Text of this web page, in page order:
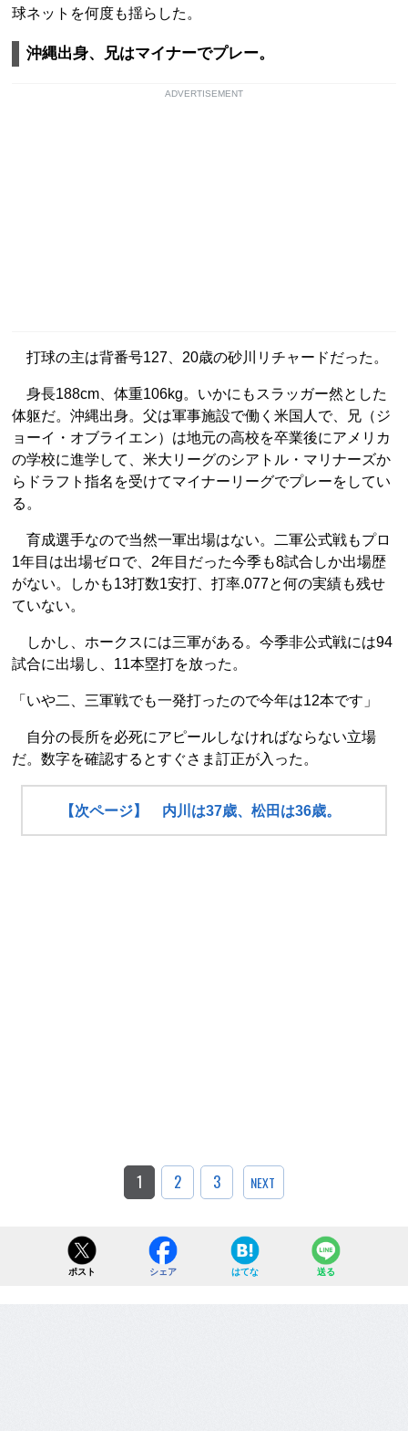
球ネットを何度も揺らした。
沖縄出身、兄はマイナーでプレー。
ADVERTISEMENT
打球の主は背番号127、20歳の砂川リチャードだった。
身長188cm、体重106kg。いかにもスラッガー然とした
体躯だ。沖縄出身。父は軍事施設で働く米国人で、兄（ジ
ョーイ・オブライエン）は地元の高校を卒業後にアメリカ
の学校に進学して、米大リーグのシアトル・マリナーズか
らドラフト指名を受けてマイナーリーグでプレーをしてい
る。
育成選手なので当然一軍出場はない。二軍公式戦もプロ
1年目は出場ゼロで、2年目だった今季も8試合しか出場歴
がない。しかも13打数1安打、打率.077と何の実績も残せ
ていない。
しかし、ホークスには三軍がある。今季非公式戦には94
試合に出場し、11本塁打を放った。
「いや二、三軍戦でも一発打ったので今年は12本です」
自分の長所を必死にアピールしなければならない立場
だ。数字を確認するとすぐさま訂正が入った。
【次ページ】 内川は37歳、松田は36歳。
1 2 3 NEXT
ポスト シェア はてな 送る